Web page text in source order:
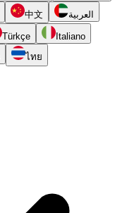
中文 العربية
Türkçe
Italiano
ไทย